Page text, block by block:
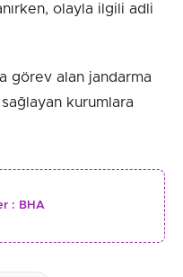
olayla ilgili adli
görev alan jandarma
kurumlara
: BHA